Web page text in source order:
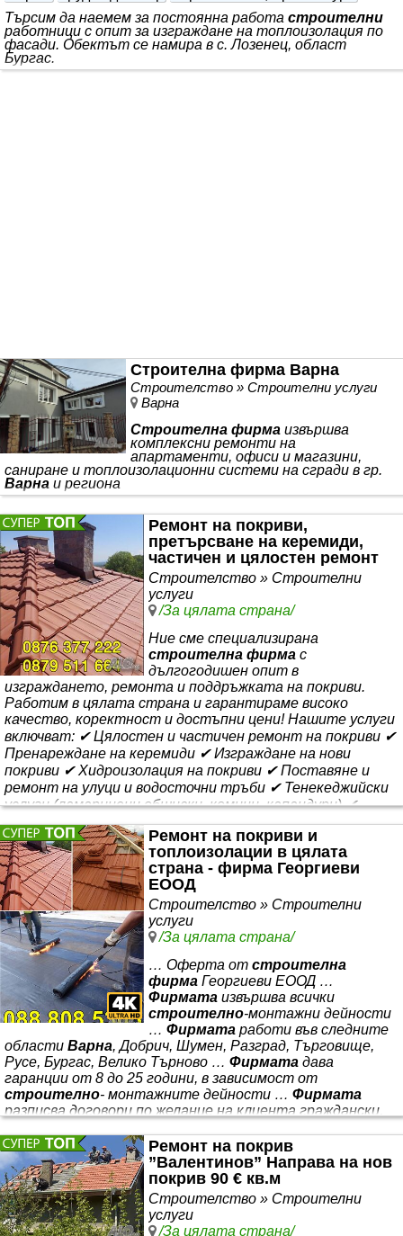
Търсим да наемем за постоянна работа строителни
работници с опит за изграждане на топлоизолация по
фасади. Обектът се намира в с. Лозенец, област
Бургас.
Строителна фирма Варна
Строителство » Строителни услуги
Варна
Строителна фирма извършва
комплексни ремонти на
апартаменти, офиси и магазини,
саниране и топлоизолационни системи на сгради в гр.
Варна и региона
Ремонт на покриви,
претърсване на керемиди,
частичен и цялостен ремонт
Строителство » Строителни
услуги
/За цялата страна/
Ние сме специализирана
строителна фирма с
дългогодишен опит в
изграждането, ремонта и поддръжката на покриви.
Работим в цялата страна и гарантираме високо
качество, коректност и достъпни цени! Нашите услуги
включват: ✔ Цялостен и частичен ремонт на покриви ✔
Пренареждане на керемиди ✔ Изграждане на нови
покриви ✔ Хидроизолация на покриви ✔ Поставяне и
ремонт на улуци и водосточни тръби ✔ Тенекеджийски
услуги (ламаринени обшивки, комини, капандури) ✔
Навеси, беседки и дървени конструкции ✔
Отстраняване на течове ✔ Саниране и изолации ✔
Изграждане на дворни огради и кофражни работи
Ремонт на покриви и
топлоизолации в цялата
страна - фирма Георгиеви
ЕООД
Строителство » Строителни
услуги
/За цялата страна/
… Оферта от строителна
фирма Георгиеви ЕООД …
Фирмата извършва всички
строително-монтажни дейности
… Фирмата работи във следните
области Варна, Добрич, Шумен, Разград, Търговище,
Русе, Бургас, Велико Търново … Фирмата дава
гаранции от 8 до 25 години, в зависимост от
строително- монтажните дейности … Фирмата
разписва договори по желание на клиента граждански,
честността и професионализма, с който се отнасяме
към всеки клиент. Ако изберете нас, ще сте спокойни,
че сте попаднали на точните майстори. ПЪЛНА
ГАРАНЦИЯ ЗА КАЧЕСТВО. Ние спазваме уговорените
срокове
Ремонт на покрив
”Валентинов” Направа на нов
покрив 90 € кв.м
Строителство » Строителни
услуги
/За цялата страна/